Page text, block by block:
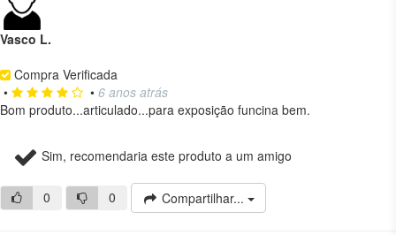
Vasco L.
Compra Verificada
•
• 6 anos atrás
Bom produto...articulado...para exposição funcina bem.
Sim, recomendaria este produto a um amigo
0 0 Compartilhar...